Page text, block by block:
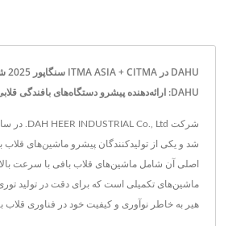
DAHU: ارائه‌دهنده پیشرو دستگاه‌های بافندگی قلابی
شد و یکی از تولیدکنندگان پیشرو ماشین‌های
اصلی آن شامل ماشین‌های قلاب بافی با سرعت
ماشین‌های تکمیلی است که برای دقت در تولید
هیر به خاطر نوآوری و کیفیت خود در فناوری